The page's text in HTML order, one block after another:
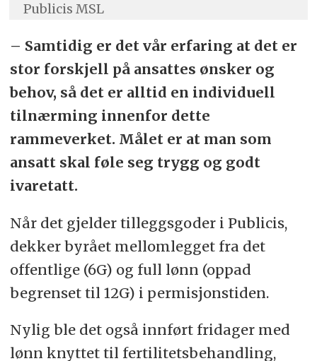
Publicis MSL
– Samtidig er det vår erfaring at det er
stor forskjell på ansattes ønsker og
behov, så det er alltid en individuell
tilnærming innenfor dette
rammeverket. Målet er at man som
ansatt skal føle seg trygg og godt
ivaretatt.
Når det gjelder tilleggsgoder i Publicis,
dekker byrået mellomlegget fra det
offentlige (6G) og full lønn (oppad
begrenset til 12G) i permisjonstiden.
Nylig ble det også innført fridager med
lønn knyttet til fertilitetsbehandling,